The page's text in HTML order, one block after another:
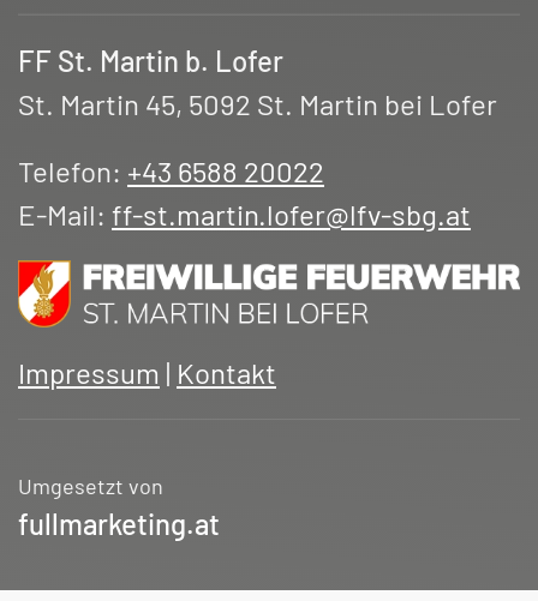
FF St. Martin b. Lofer
St. Martin 45, 5092 St. Martin bei Lofer
Telefon: +43 6588 20022
E-Mail: ff-st.martin.lofer@lfv-sbg.at
Impressum | Kontakt
Umgesetzt von
fullmarketing.at